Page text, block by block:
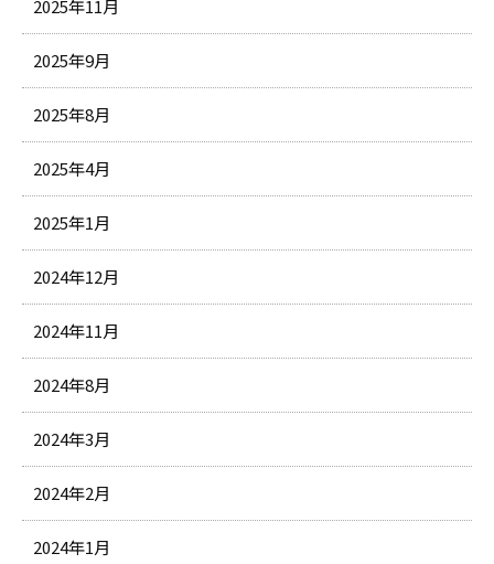
2025年11月
2025年9月
2025年8月
2025年4月
2025年1月
2024年12月
2024年11月
2024年8月
2024年3月
2024年2月
2024年1月